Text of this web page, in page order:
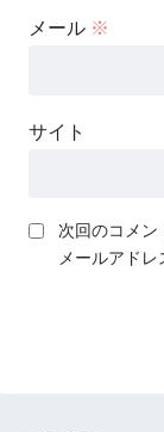
メール ※
サイト
次回のコメン
メールアドレ